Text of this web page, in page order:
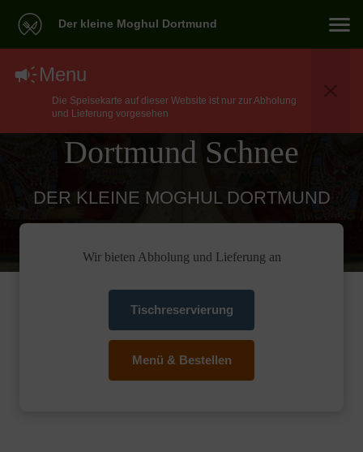
Der kleine Moghul Dortmund
Menu
Die Speisekarte auf dieser Website ist nur zur Abholung
und Lieferung vorgesehen
North Indian Essen
Lieferservice In
Dortmund Schnee
DER KLEINE MOGHUL DORTMUND
Wir bieten Abholung und Lieferung an
Tischreservierung
Menü & Bestellen